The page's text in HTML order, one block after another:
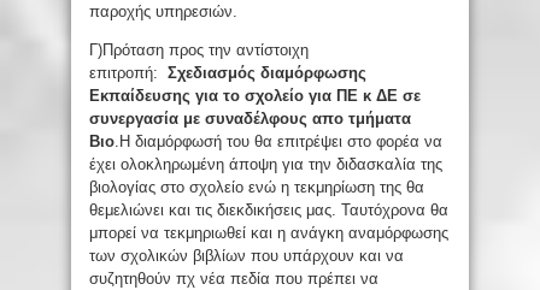
παροχής υπηρεσιών.
Γ)Πρόταση προς την αντίστοιχη
επιτροπή: Σχεδιασμός διαμόρφωσης
Εκπαίδευσης για το σχολείο για ΠΕ κ ΔΕ σε
συνεργασία με συναδέλφους απο τμήματα
Βιο .Η διαμόρφωσή του θα επιτρέψει στο φορέα να
έχει ολοκληρωμένη άποψη για την διδασκαλία της
βιολογίας στο σχολείο ενώ η τεκμηρίωση της θα
θεμελιώνει και τις διεκδικήσεις μας. Ταυτόχρονα θα
μπορεί να τεκμηριωθεί και η ανάγκη αναμόρφωσης
των σχολικών βιβλίων που υπάρχουν και να
συζητηθούν πχ νέα πεδία που πρέπει να